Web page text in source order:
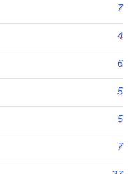
7
4
6
5
5
7